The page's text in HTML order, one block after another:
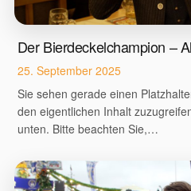
Der Bierdeckelchampion –
25. September 2025
Sie sehen gerade einen
den eigentlichen Inhalt
unten. Bitte beachten Sie,…